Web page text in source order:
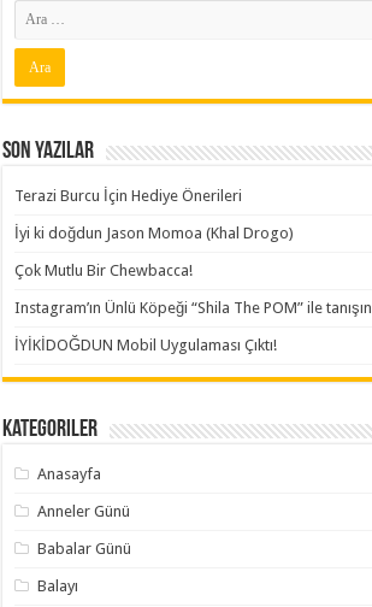
Son Yazılar
Terazi Burcu İçin Hediye Önerileri
İyi ki doğdun Jason Momoa (Khal Drogo)
Çok Mutlu Bir Chewbacca!
Instagram’ın Ünlü Köpeği “Shila The POM” ile tanışın
İYİKİDOĞDUN Mobil Uygulaması Çıktı!
Kategoriler
Anasayfa
Anneler Günü
Babalar Günü
Balayı